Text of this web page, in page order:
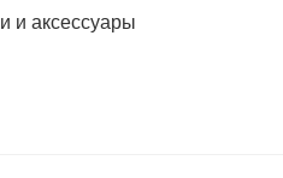
и аксессуары